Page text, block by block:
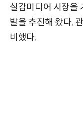
실감미디어 시장을
발을 추진해 왔다.
비했다.